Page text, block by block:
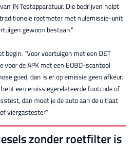
JN Testapparatuur. Die bedrijven helpt
traditionele roetmeter met nulemissie-unit
gewoon bestaan.”
begin: “Voor voertuigen met een DET
voor de APK met een EOBD-scantool
goed, dan is er op emissie geen afkeur.
een emissiegerelateerde foutcode of
dan moet je de auto aan de uitlaat
viergastester.”
zonder roetfilter is